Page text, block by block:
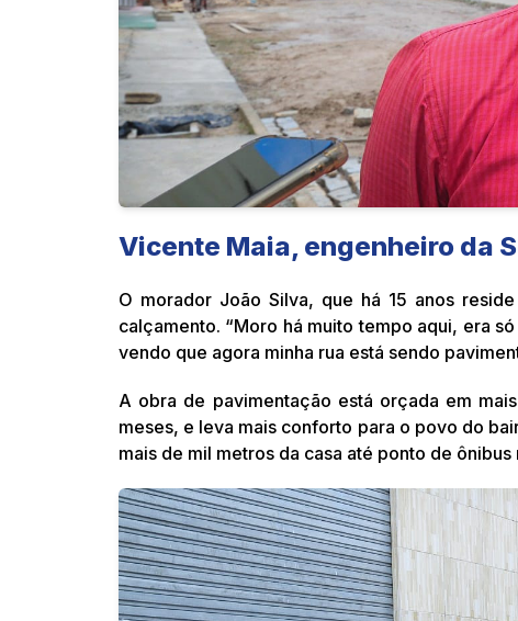
Vicente Maia, engenheiro da
O morador João Silva, que há 15 anos
calçamento. “Moro há muito tempo aqui, era
vendo que agora minha rua está sendo
A obra de pavimentação está orçada em
meses, e leva mais conforto para o povo do
mais de mil metros da casa até ponto de ônibus